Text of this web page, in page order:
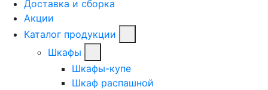
Доставка и сборка
Акции
Каталог продукции
Шкафы
Шкафы-купе
Шкаф распашной